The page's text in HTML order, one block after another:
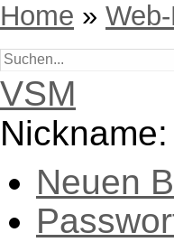
Home »
VSM
Nickname:
Neuen